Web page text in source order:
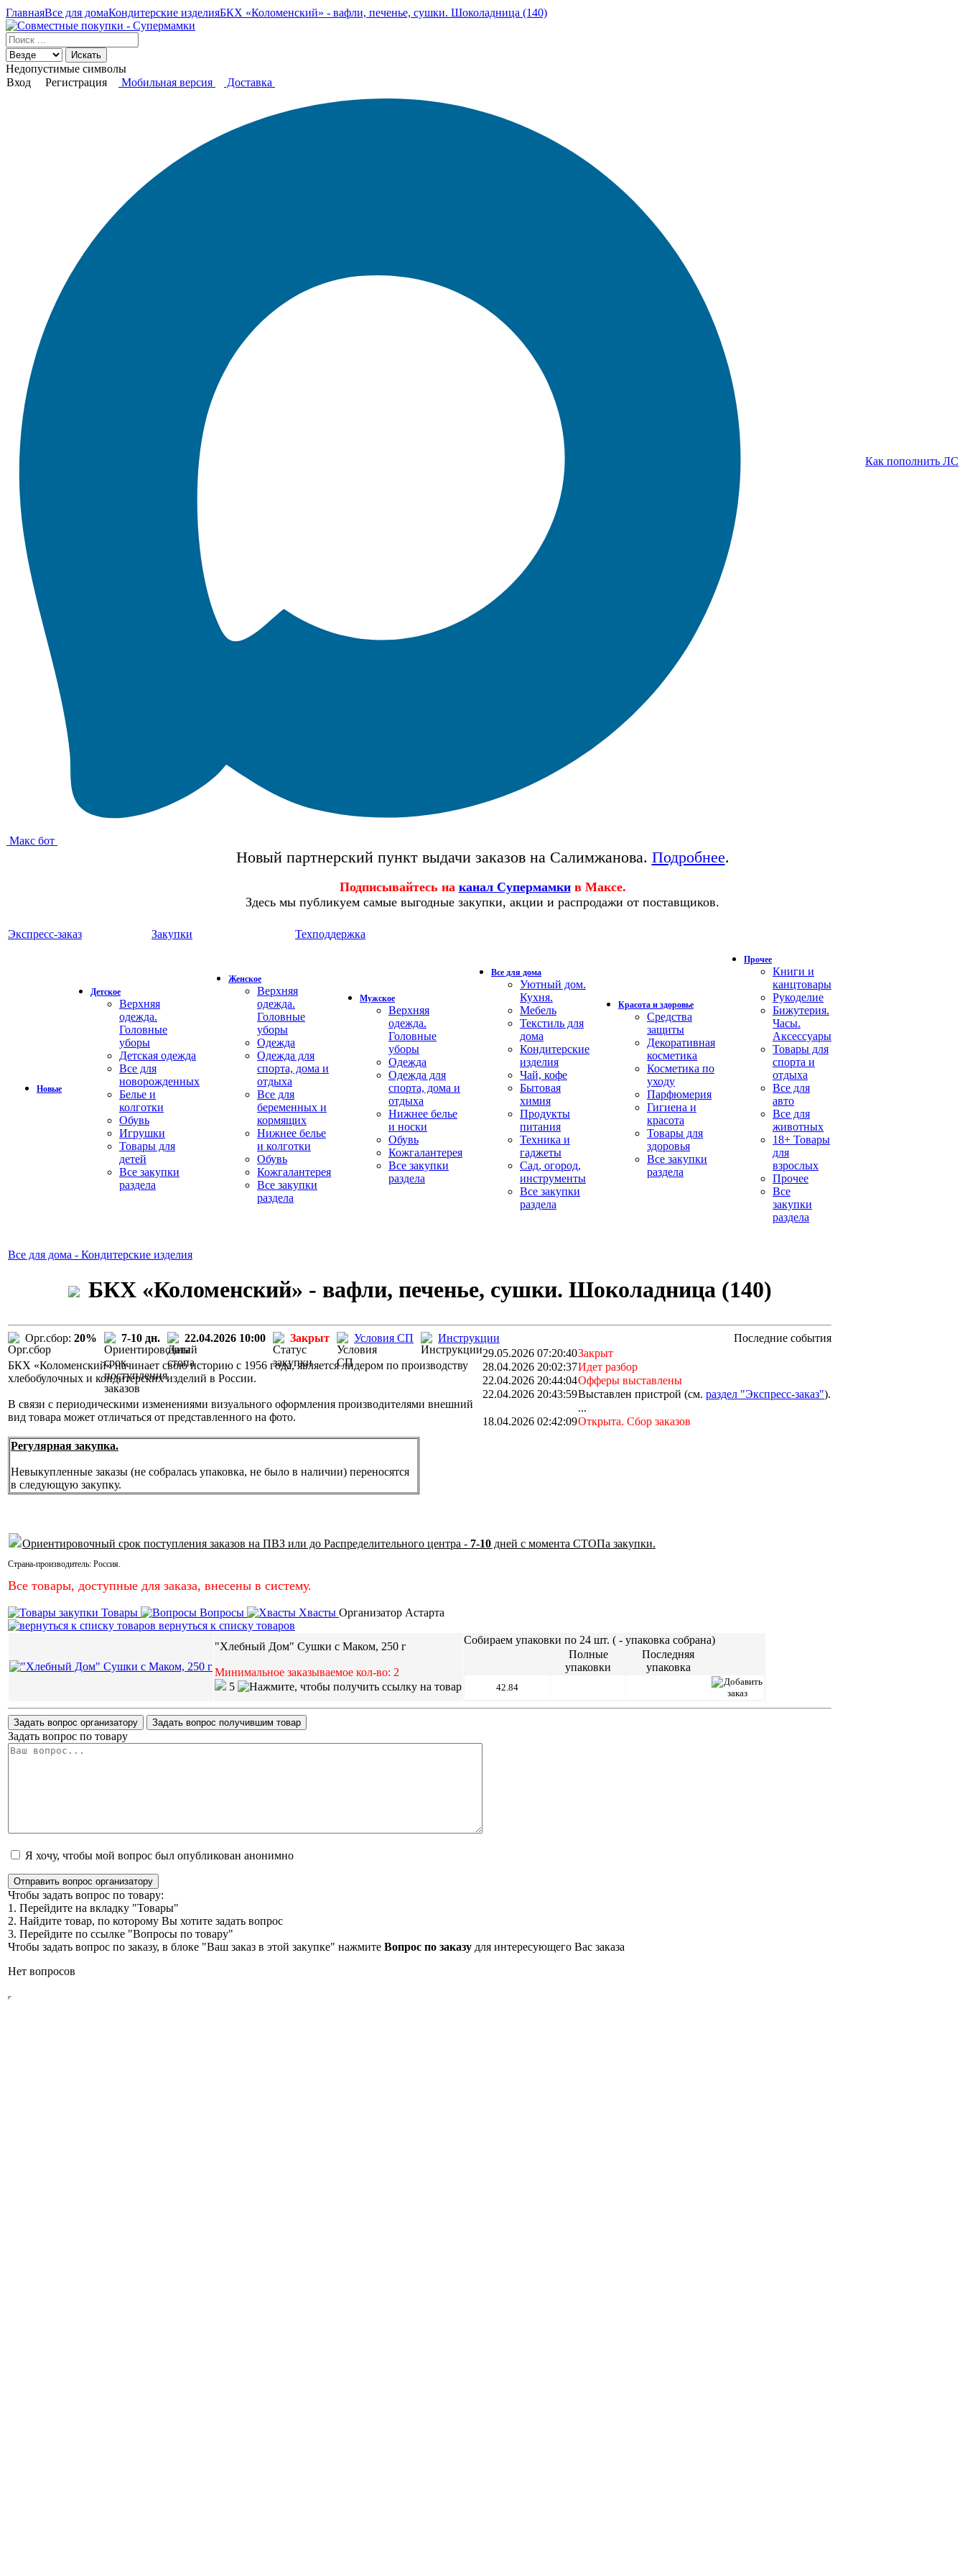
ГлавнаяВсе для домаКондитерские изделияБКХ «Коломенский» - вафли, печенье, сушки. Шоколадница (140)
Искать
Недопустимые символы
Вход
Регистрация Мобильная версия Доставка
Макс бот
Как пополнить ЛС
Новый партнерский пункт выдачи заказов на Салимжанова. Подробнее.
Подписывайтесь на канал Супермамки в Максе.
Здесь мы публикуем самые выгодные закупки, акции и распродажи от поставщиков.
Экспресс-заказ Закупки Техподдержка
Новые
Детское
Верхняя
одежда.
Головные
уборы
Детская одежда
Все для
новорожденных
Белье и
колготки
Обувь
Игрушки
Товары для
детей
Все закупки
раздела
Женское
Верхняя
одежда.
Головные
уборы
Одежда
Одежда для
спорта, дома и
отдыха
Все для
беременных и
кормящих
Нижнее белье
и колготки
Обувь
Кожгалантерея
Все закупки
раздела
Мужское
Верхняя
одежда.
Головные
уборы
Одежда
Одежда для
спорта, дома и
отдыха
Нижнее белье
и носки
Обувь
Кожгалантерея
Все закупки
раздела
Все для дома
Уютный дом.
Кухня.
Мебель
Текстиль для
дома
Кондитерские
изделия
Чай, кофе
Бытовая
химия
Продукты
питания
Техника и
гаджеты
Сад, огород,
инструменты
Все закупки
раздела
Красота и здоровье
Средства
защиты
Декоративная
косметика
Косметика по
уходу
Парфюмерия
Гигиена и
красота
Товары для
здоровья
Все закупки
раздела
Прочее
Книги и
канцтовары
Рукоделие
Бижутерия.
Часы.
Аксессуары
Товары для
спорта и
отдыха
Все для
авто
Все для
животных
18+ Товары
для
взрослых
Прочее
Все
закупки
раздела
Все для дома - Кондитерские изделия
БКХ «Коломенский» - вафли, печенье, сушки. Шоколадница (140)
Орг.сбор: 20% 7-10 дн. 22.04.2026 10:00 Закрыт Условия СП Инструкции
Последние события
29.05.2026 07:20:40Закрыт
28.04.2026 20:02:37Идет разбор
22.04.2026 20:44:04Офферы выставлены
22.04.2026 20:43:59Выставлен пристрой (см. раздел "Экспресс-заказ").
...
18.04.2026 02:42:09Открыта. Сбор заказов
БКХ «Коломенский» начинает свою историю с 1956 года, является лидером по производству
хлебобулочных и кондитерских изделий в России.
В связи с периодическими изменениями визуального оформления производителями внешний
вид товара может отличаться от представленного на фото.
Регулярная закупка.
Невыкупленные заказы (не собралась упаковка, не было в наличии) переносятся
в следующую закупку.
Ориентировочный срок поступления заказов на ПВЗ или до Распределительного центра - 7-10 дней с момента СТОПа закупки.
Страна-производитель: Россия.
Все товары, доступные для заказа, внесены в систему.
Товары Вопросы Хвасты Организатор Астарта
вернуться к списку товаров
"Хлебный Дом" Сушки с Маком, 250 г
Минимальное заказываемое кол-во: 2
5
Собираем упаковки по 24 шт. ( - упаковка собрана)
Полные
упаковки
Последняя
упаковка
42.84
Задать вопрос организатору Задать вопрос получившим товар
Задать вопрос по товару
Я хочу, чтобы мой вопрос был опубликован анонимно
Отправить вопрос организатору
Чтобы задать вопрос по товару:
1. Перейдите на вкладку "Товары"
2. Найдите товар, по которому Вы хотите задать вопрос
3. Перейдите по ссылке "Вопросы по товару"
Чтобы задать вопрос по заказу, в блоке "Ваш заказ в этой закупке" нажмите Вопрос по заказу для интересующего Вас заказа
Нет вопросов